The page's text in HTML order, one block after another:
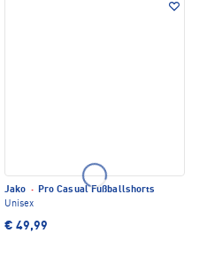
Jako · Pro Casual Fußballshorts
Unisex
€ 49,99